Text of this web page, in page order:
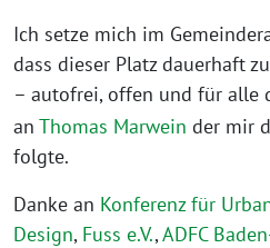
Ich setze mich im
dass dieser Platz dauerhaft
– autofrei, offen und für alle
an Thomas Marwein der mir
folgte.
Danke an Konferenz für
Design, Fuss e.V.,ADFC